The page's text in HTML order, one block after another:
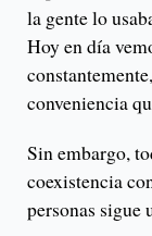
la gente lo
Hoy en día
conveniencia
Sin embargo,
coexistencia
personas sigue